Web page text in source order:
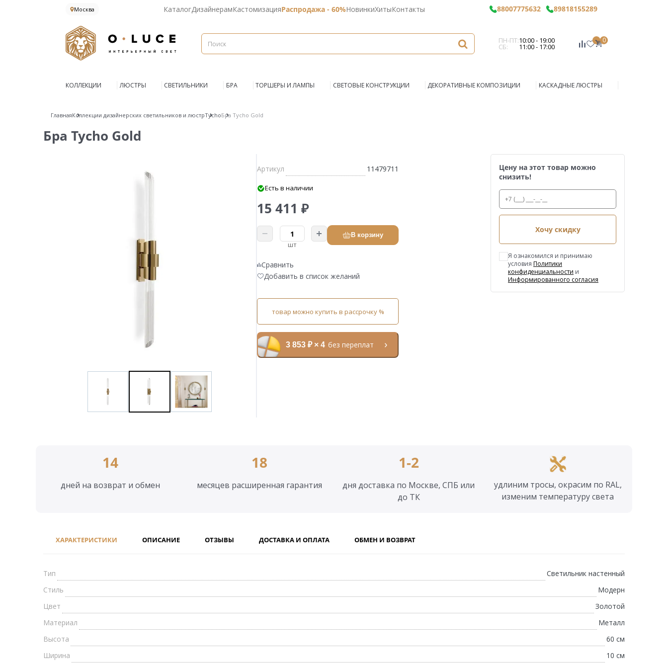
Москва КаталогДизайнерамКастомизацияРаспродажа - 60%НовинкиХитыКонтакты 88007775632 89818155289
ПН-ПТ:10:00 - 19:00
СБ: 11:00 - 17:00
0
КОЛЛЕКЦИИ ЛЮСТРЫ СВЕТИЛЬНИКИ БРА ТОРШЕРЫ И ЛАМПЫ СВЕТОВЫЕ КОНСТРУКЦИИ ДЕКОРАТИВНЫЕ КОМПОЗИЦИИ КАСКАДНЫЕ ЛЮСТРЫ
ГлавнаяКоллекции дизайнерских светильников и люстрTychoБра Tycho Gold
Бра Tycho Gold
Артикул 11479711
Есть в наличии
15 411 ₽
шт
В корзину
Сравнить
Добавить в список желаний
товар можно купить в рассрочку %
3 853 ₽ × 4 без переплат
Цену на этот товар можно
снизить!
Хочу скидку
Я ознакомился и принимаю
условия Политики
конфиденциальности и
Информированного согласия
14
дней на возврат и обмен
18
месяцев расширенная гарантия
1-2
дня доставка по Москве, СПБ или
до ТК
удлиним тросы, окрасим по RAL,
изменим температуру света
ХАРАКТЕРИСТИКИ ОПИСАНИЕ ОТЗЫВЫ ДОСТАВКА И ОПЛАТА ОБМЕН И ВОЗВРАТ
Тип
Светильник настенный
Стиль
Модерн
Цвет
Золотой
Материал
Металл
Высота
60 см
Ширина
10 см